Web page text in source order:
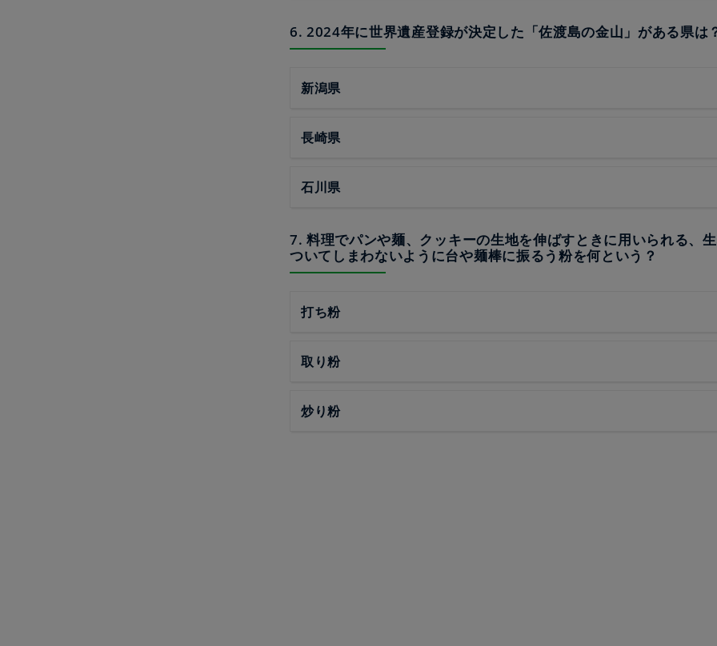
6. 2024年に世界遺産登録が決定した「佐渡島の金山」がある県は
新潟県
長崎県
石川県
7. 料理でパンや麺、クッキーの生地を伸ばすときに用いられる、
ついてしまわないように台や麺棒に振るう粉を何という？
打ち粉
取り粉
炒り粉